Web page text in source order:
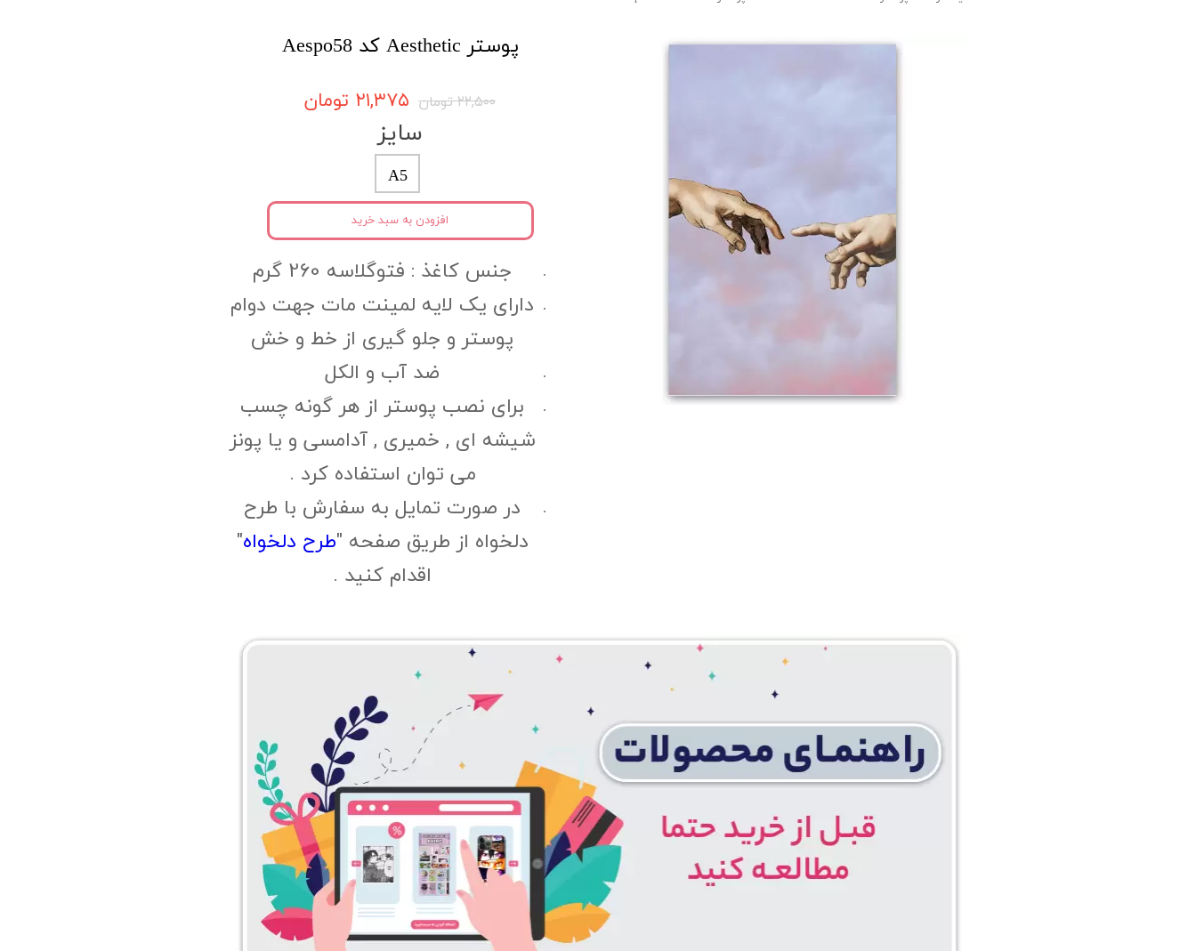
پوستر Aesthetic کد Aespo58
۲۲,۵۰۰ تومان ۲۱,۳۷۵ تومان
جنس کاغذ :‌ فتوگلاسه 260 گرم
دارای یک لایه لمینت مات جهت دوام
پوستر و جلو گیری از خط و خش
ضد آب و الکل
برای نصب پوستر از هر گونه چسب
شیشه ای , خمیری , آدامسی و یا پونز
می توان استفاده کرد .
در صورت تمایل به سفارش با طرح
دلخواه از طریق صفحه "طرح دلخواه"
اقدام کنید .
سایز
A5
افزودن به سبد خرید